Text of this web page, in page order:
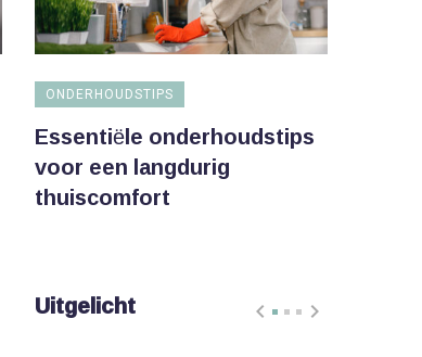
ONDERHOUDSTIPS
Essentiële onderhoudstips
voor een langdurig
thuiscomfort
Uitgelicht